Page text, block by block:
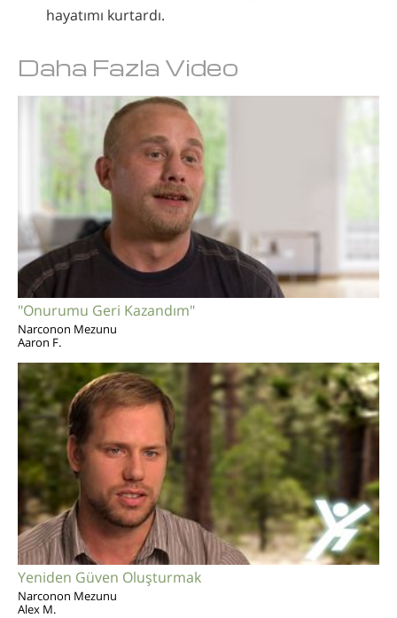
hayatımı kurtardı.
Daha Fazla Video
"Onurumu Geri Kazandım"
Narconon Mezunu
Aaron F.
Yeniden Güven Oluşturmak
Narconon Mezunu
Alex M.